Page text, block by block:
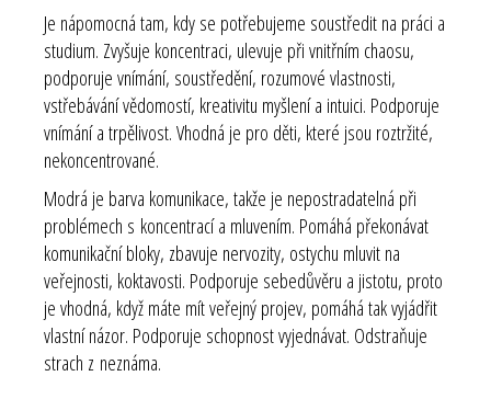
Je nápomocná tam, kdy se potřebujeme soustředit na práci a
studium. Zvyšuje koncentraci, ulevuje při vnitřním chaosu,
podporuje vnímání, soustředění, rozumové vlastnosti,
vstřebávání vědomostí, kreativitu myšlení a intuici. Podporuje
vnímání a trpělivost. Vhodná je pro děti, které jsou roztržité,
nekoncentrované.
Modrá je barva komunikace, takže je nepostradatelná při
problémech s koncentrací a mluvením. Pomáhá překonávat
komunikační bloky, zbavuje nervozity, ostychu mluvit na
veřejnosti, koktavosti. Podporuje sebedůvěru a jistotu, proto
je vhodná, když máte mít veřejný projev, pomáhá tak vyjádřit
vlastní názor. Podporuje schopnost vyjednávat. Odstraňuje
strach z neznáma.